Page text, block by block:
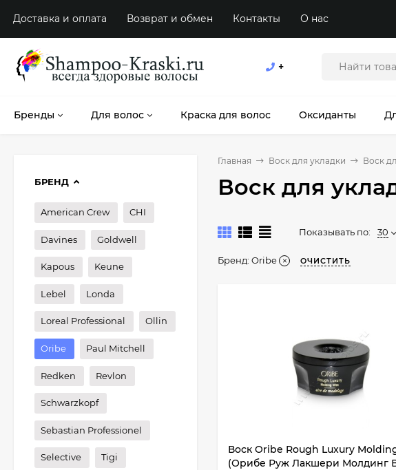
Доставка и оплата Возврат и обмен Контакты О нас
+
Бренды Для волос Краска для волос Оксиданты
Главная Воск для укладки Воск
Воск для
Показывать по: 30
Бренд: Oribe ОЧИСТИТЬ
Воск Oribe Rough Luxury
(Орибе Руж Лакшери Молдинг
БРЕНД
American Crew CHI
Davines Goldwell
Kapous Keune
Lebel Londa
Loreal Professional Ollin
Oribe Paul Mitchell
Redken Revlon
Schwarzkopf
Sebastian Professionel
Selective Tigi